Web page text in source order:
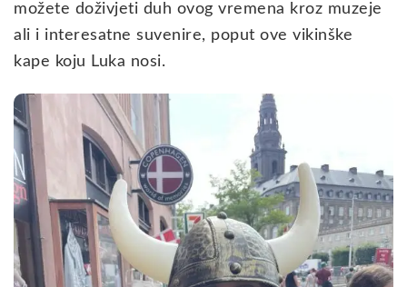
možete doživjeti duh ovog vremena kroz muzeje
ali i interesatne suvenire, poput ove vikinške
kape koju Luka nosi.